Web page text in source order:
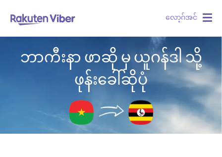
လော့ဂ်အင်
ဘာကီးနာ ဖာဆို မှ ယူဂန်ဒါ သို့
ဖုန်းခေါ်ဆိုပုံ